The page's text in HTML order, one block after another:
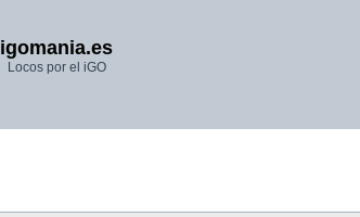
igomania.es
Locos por el iGO